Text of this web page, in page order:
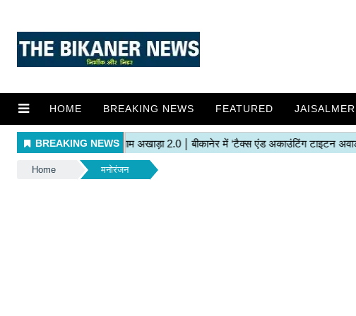
HOME BREAKING NEWS FEATURED JAISALMER
Home मनोरंजन